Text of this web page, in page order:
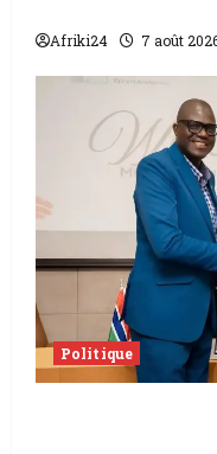
Afriki24 7 août
Politique